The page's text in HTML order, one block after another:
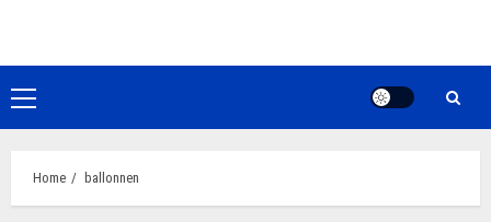
de
inhoudPrimair
menu
Home ballonnen